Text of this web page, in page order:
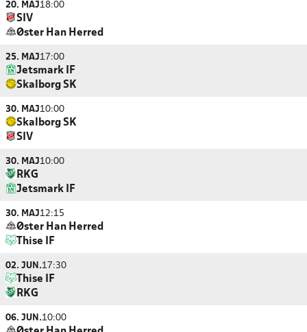
20. MAJ18:00
SIV
Øster Han Herred
25. MAJ17:00
Jetsmark IF
Skalborg SK
30. MAJ10:00
Skalborg SK
SIV
30. MAJ10:00
RKG
Jetsmark IF
30. MAJ12:15
Øster Han Herred
Thise IF
02. JUN.17:30
Thise IF
RKG
06. JUN.10:00